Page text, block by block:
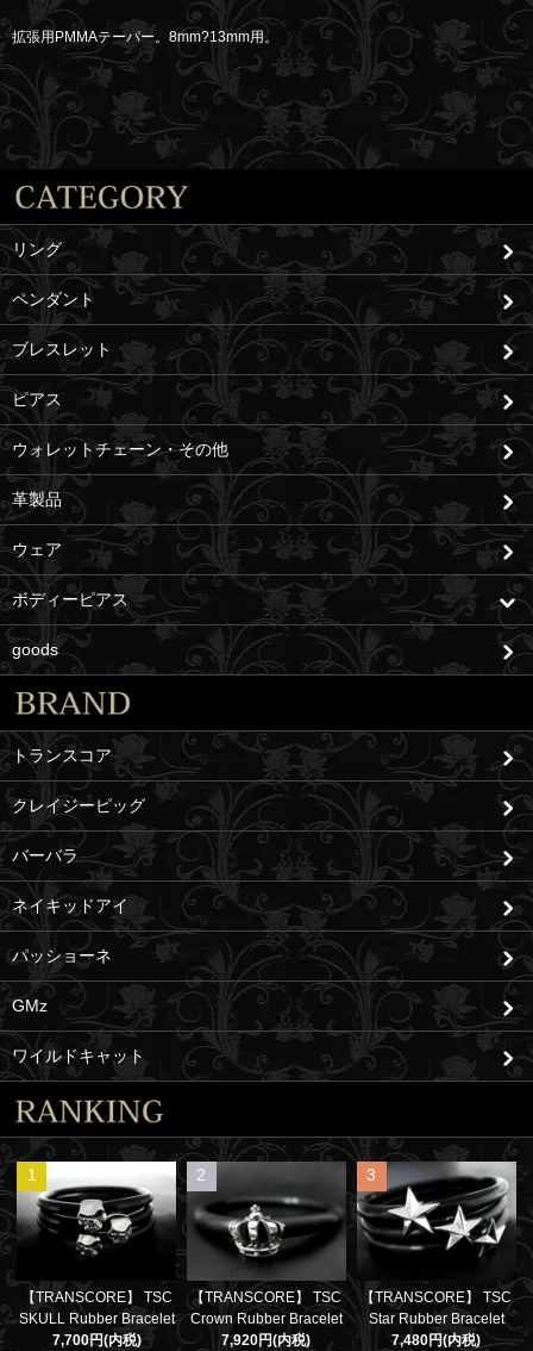
拡張用PMMAテーパー。8mm?13mm用。
リング
ペンダント
ブレスレット
ピアス
ウォレットチェーン・その他
革製品
ウェア
ボディーピアス
goods
トランスコア
クレイジーピッグ
バーバラ
ネイキッドアイ
パッショーネ
GMz
ワイルドキャット
1
【TRANSCORE】 TSC
SKULL Rubber Bracelet
7,700円(内税)
2
【TRANSCORE】 TSC
Crown Rubber Bracelet
7,920円(内税)
3
【TRANSCORE】 TSC
Star Rubber Bracelet
7,480円(内税)